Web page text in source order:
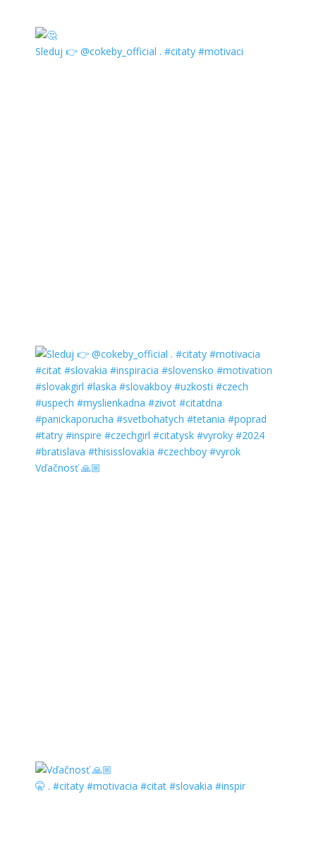
Sleduj 👉 @cokeby_official . #citaty #motivaci
Vďačnosť 🙏🏼
🤫 . #citaty #motivacia #citat #slovakia #inspir